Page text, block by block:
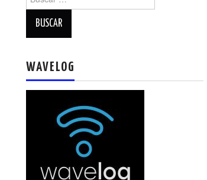
WAVELOG